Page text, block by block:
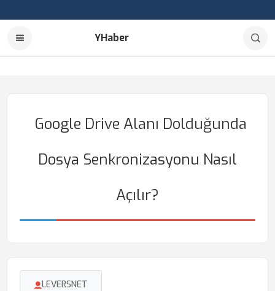
YHaber
Google Drive Alanı Dolduğunda
Dosya Senkronizasyonu Nasıl
Açılır?
LEVERSNET